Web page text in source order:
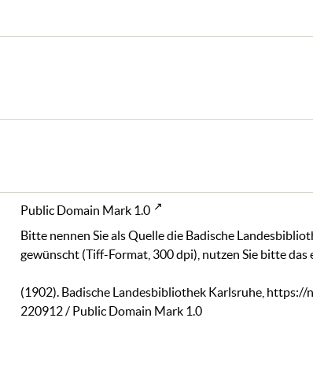
Public Domain Mark 1.0
Bitte nennen Sie als Quelle die Badische
gewünscht (Tiff-Format, 300 dpi), nutzen Sie bitte das
(1902). Badische Landesbibliothek Karlsruhe, https://
220912/ Public Domain Mark 1.0